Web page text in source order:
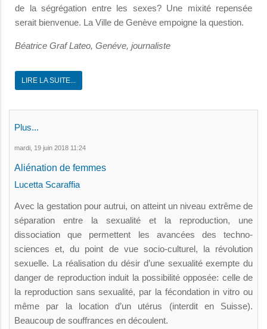
de la ségrégation entre les sexes? Une mixité repensée
serait bienvenue. La Ville de Genève empoigne la question.
Béatrice Graf Lateo, Genéve, journaliste
LIRE LA SUITE...
Plus...
mardi, 19 juin 2018 11:24
Aliénation de femmes
Lucetta Scaraffia
Avec la gestation pour autrui, on atteint un niveau extrême de
séparation entre la sexualité et la reproduction, une
dissociation que permettent les avancées des techno-
sciences et, du point de vue socio-culturel, la révolution
sexuelle. La réalisation du désir d’une sexualité exempte du
danger de reproduction induit la possibilité opposée: celle de
la reproduction sans sexualité, par la fécondation in vitro ou
même par la location d’un utérus (interdit en Suisse).
Beaucoup de souffrances en découlent.